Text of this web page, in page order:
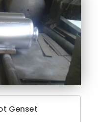
Genset